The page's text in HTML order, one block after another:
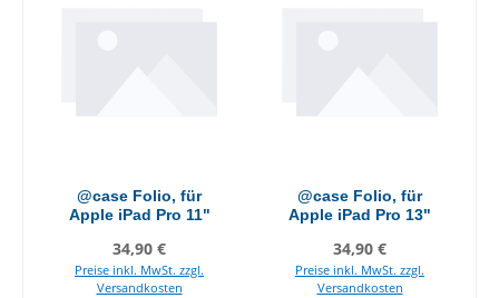
@case Folio, für
Apple iPad Pro 11"
Regulärer Preis:
34,90 €
Preise inkl. MwSt. zzgl.
Versandkosten
@case Folio, für
Apple iPad Pro 13"
Regulärer Preis:
34,90 €
Preise inkl. MwSt. zzgl.
Versandkosten